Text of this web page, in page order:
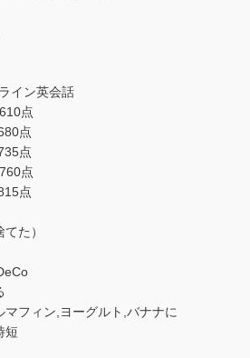
イン英会話
点
点
点
点
点
た）
マフィン,ヨーグルト,バナナに
短